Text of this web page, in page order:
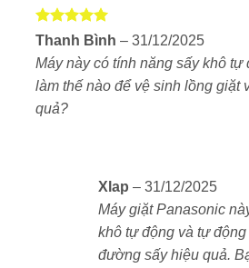
Trọng lượng:Khoảng 82 kg
Màu sắc:
Trắng ngọc trai
giác sạch sẽ, cao cấp, dễ phối
Lồng giặt nghiêng tiện lợi
Thiết kế nghiêng 7°giúp dễ
hiệu suất giặt nhờ chuyển
Được xếp
sao
Thanh Bình – 31/12/2025
Máy này có tính năng sấy khô tự
làm thế nào để vệ sinh lồng giặt
quả?
Xlap – 31/12/2025
Máy giặt Panasonic
khô tự động và tự
đường sấy hiệu quả.